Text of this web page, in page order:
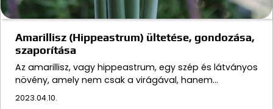
Amarillisz (Hippeastrum) ültetése, gondozása,
szaporítása
Az amarillisz, vagy hippeastrum, egy szép és látványos
növény, amely nem csak a virágával, hanem…
2023.04.10.